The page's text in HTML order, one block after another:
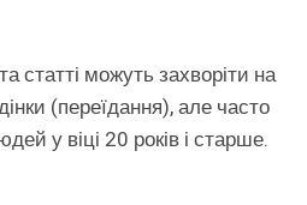
статті можуть захворіти на
(переїдання), але часто
у ​​віці 20 років і старше.